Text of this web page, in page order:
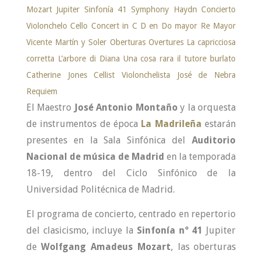
El Maestro José Antonio Montaño y la orquesta
de instrumentos de época La Madrileña estarán
presentes en la Sala Sinfónica delAuditorio
Nacional de música de Madrid en la temporada
18-19, dentro del Ciclo Sinfónico de la
Universidad Politécnica de Madrid.
El programa de concierto, centrado en repertorio
del clasicismo, incluye la Sinfonía nº 41 Jupiter
deWolfgang Amadeus Mozart, las oberturas